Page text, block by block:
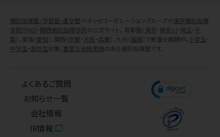
個別指導塾・学習塾・進学塾ベネッセコーポレーショングループの東京個別指導
学院(TKG)・関西個別指導学院の公式サイト。 首都圏（東京 ・神奈川・埼玉 ・千
葉）、東海（愛知）、関西（京都・大阪・兵庫）、九州（福岡）で教室を展開中。小学生・
中学生・高校生対象。 豊富な合格実績のある個別指導塾です。
よくあるご質問
お知らせ一覧
会社情報
IR情報